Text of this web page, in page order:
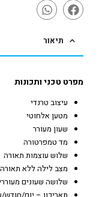
תיאור
מפרט טכני ותכונות
עיצוב טרנדי
מטען אלחוטי
שעון מעורר
מד טמפרטורה
שלוש עוצמות תאורה
מצב לילה ללא
שלושה שעונים